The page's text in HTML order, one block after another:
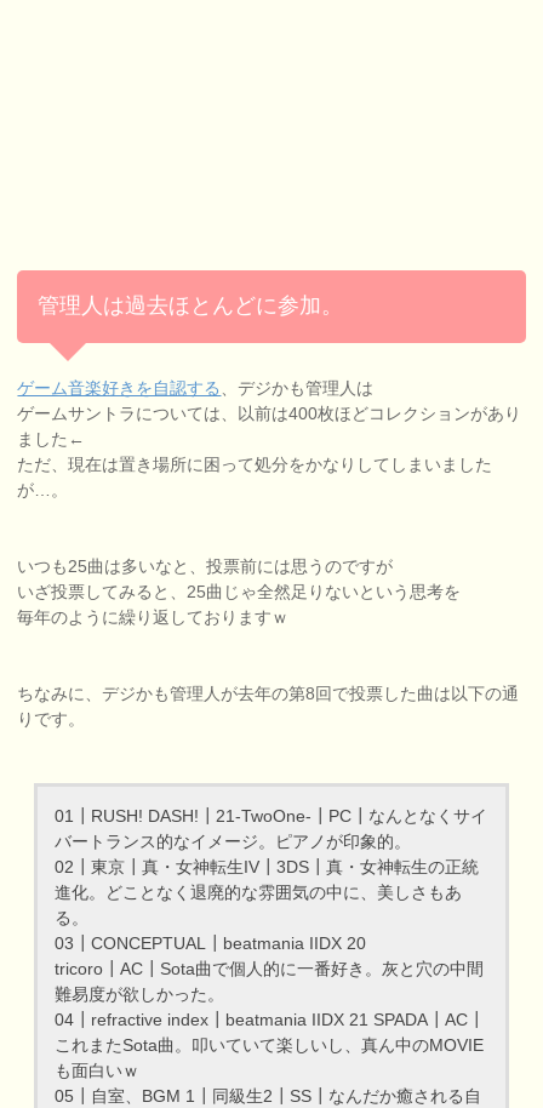
管理人は過去ほとんどに参加。
ゲーム音楽好きを自認する
、デジかも管理人は
ゲームサントラについては、以前は400枚ほどコレクションがあり
ました←
ただ、現在は置き場所に困って処分をかなりしてしまいました
が…。
いつも25曲は多いなと、投票前には思うのですが
いざ投票してみると、25曲じゃ全然足りないという思考を
毎年のように繰り返しておりますｗ
ちなみに、デジかも管理人が去年の第8回で投票した曲は以下の通
りです。
01┃RUSH! DASH!┃21-TwoOne-┃PC┃なんとなくサイ
バートランス的なイメージ。ピアノが印象的。
02┃東京┃真・女神転生IV┃3DS┃真・女神転生の正統
進化。どことなく退廃的な雰囲気の中に、美しさもあ
る。
03┃CONCEPTUAL┃beatmania IIDX 20
tricoro┃AC┃Sota曲で個人的に一番好き。灰と穴の中間
難易度が欲しかった。
04┃refractive index┃beatmania IIDX 21 SPADA┃AC┃
これまたSota曲。叩いていて楽しいし、真ん中のMOVIE
も面白いｗ
05┃自室、BGM 1┃同級生2┃SS┃なんだか癒される自